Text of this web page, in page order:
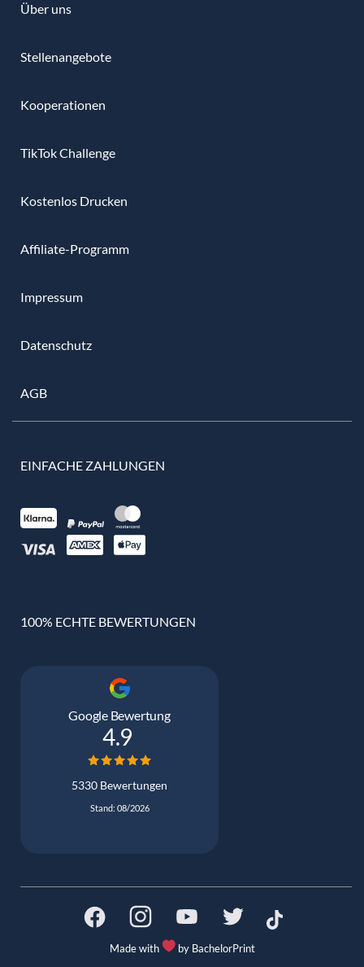
Über uns
Stellenangebote
Kooperationen
TikTok Challenge
Kostenlos Drucken
Affiliate-Programm
Impressum
Datenschutz
AGB
EINFACHE ZAHLUNGEN
100% ECHTE BEWERTUNGEN
Google Bewertung
4.9
5330 Bewertungen
Stand: 08/2026
Made with by BachelorPrint